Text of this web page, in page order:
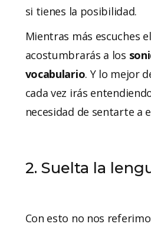
si tienes la posibilidad.
Mientras más escuches
acostumbrarás a los
vocabulario. Y lo mejor
cada vez irás
necesidad de sentarte a
2. Suelta la
Con esto no nos